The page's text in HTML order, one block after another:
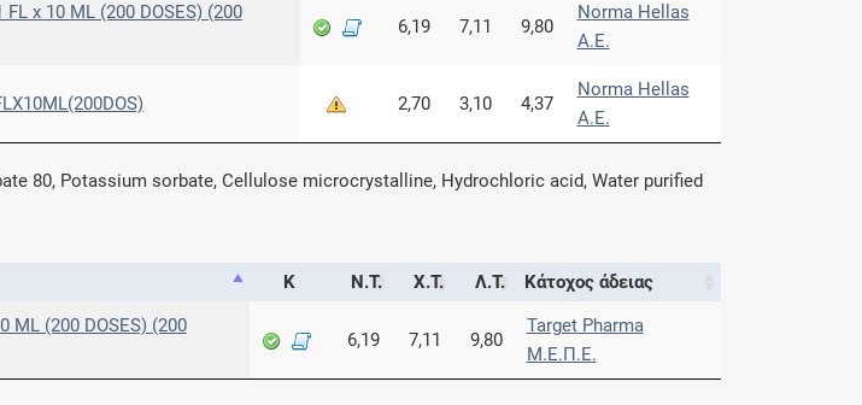
FL x 10 ML (200 DOSES) (200
6,19 7,11 9,80
Norma Hellas
A.E.
2,70 3,10 4,37
Norma Hellas
A.E.
80, Potassium sorbate, Cellulose microcrystalline, Hydrochloric acid, Water purified
Κ Ν.Τ. Χ.Τ. Λ.Τ. Κάτοχος άδειας
ML (200 DOSES) (200
6,19 7,11 9,80
Target Pharma
Μ.Ε.Π.Ε.